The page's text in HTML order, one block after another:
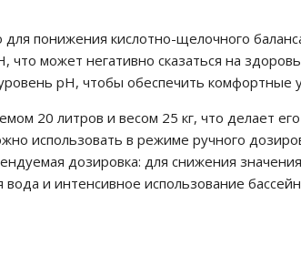
понижения кислотно-щелочного
может негативно сказаться на
pH, чтобы обеспечить комфортные
20 литров и весом 25 кг, что делает
использовать в режиме ручного
дозировка: для снижения значения
и интенсивное использование